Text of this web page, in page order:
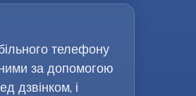
телефону
за допомогою
дзвінком, і